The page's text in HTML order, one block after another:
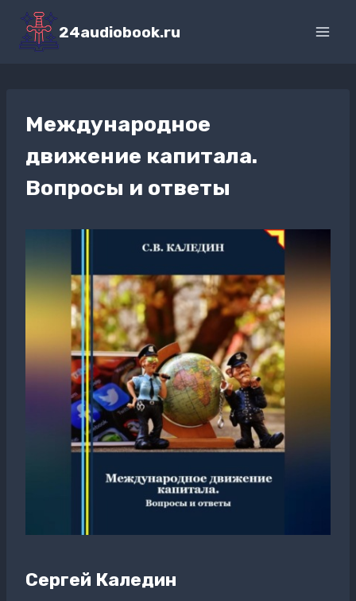
Перейти
содержимому
24audiobook.ru
Международное
движение капитала.
Вопросы и ответы
Сергей Каледин